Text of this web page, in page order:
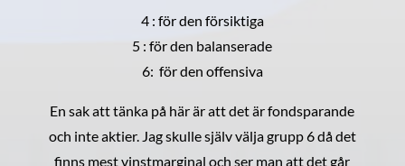
4 : för den försiktiga
5 : för den balanserade
6: för den offensiva
En sak att tänka på här är att det är fondsparande
och inte aktier. Jag skulle själv välja grupp 6 då det
finns mest vinstmarginal och ser man att det går